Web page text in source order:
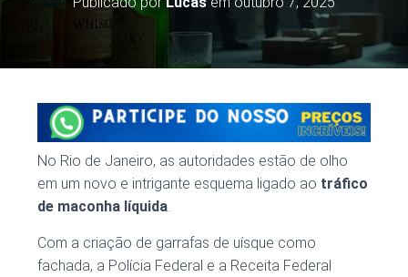
T
N
No Rio de Janeiro, as autoridades estão de olho
em um novo e intrigante esquema ligado ao tráfico
de maconha líquida.
Com a criação de garrafas de uísque como
fachada, a Polícia Federal e a Receita Federal